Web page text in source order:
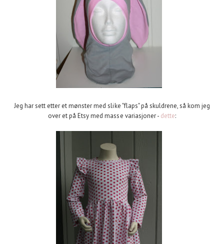
Jeg har sett etter et mønster med slike "flaps" på skuldrene, så kom jeg
over et på Etsy med masse variasjoner - dette: